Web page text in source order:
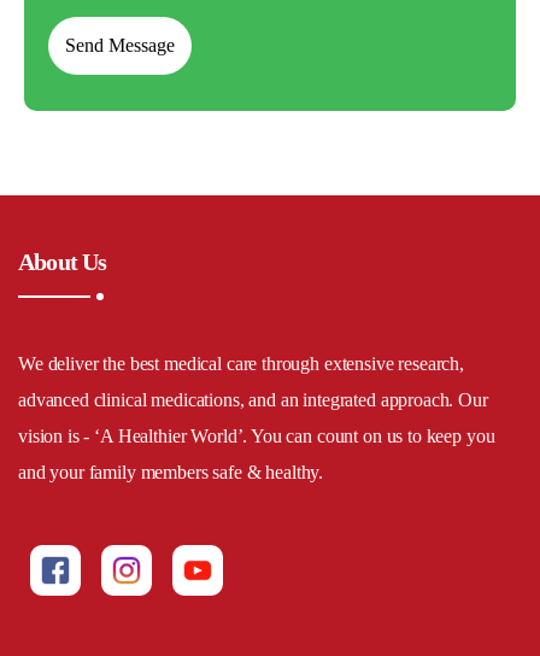
About Us
We deliver the best medical care through extensive research,
advanced clinical medications, and an integrated approach. Our
vision is - ‘A Healthier World’. You can count on us to keep you
and your family members safe & healthy.